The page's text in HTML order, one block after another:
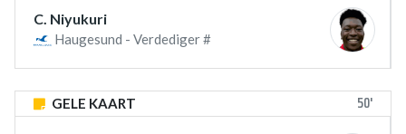
C. Niyukuri
Haugesund - Verdediger #
GELE KAART 50'